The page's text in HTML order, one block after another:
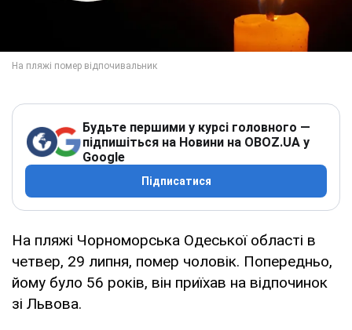
Будьте першими у курсі головного —
підпишіться на Новини на OBOZ.UA у
Google
Підписатися
На пляжі Чорноморська Одеської області в
четвер, 29 липня, помер чоловік. Попередньо,
йому було 56 років, він приїхав на відпочинок
зі Львова.